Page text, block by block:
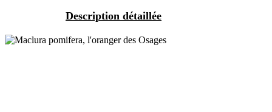
Description détaillée